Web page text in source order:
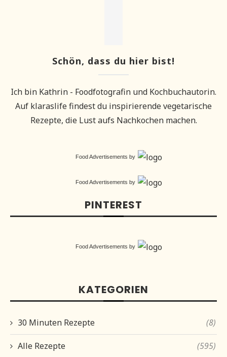
Schön, dass du hier bist!
Ich bin Kathrin - Foodfotografin und Kochbuchautorin.
Auf klaraslife findest du inspirierende vegetarische
Rezepte, die Lust aufs Nachkochen machen.
Food Advertisements by
Food Advertisements by
PINTEREST
Food Advertisements by
KATEGORIEN
30 Minuten Rezepte (8)
Alle Rezepte (595)